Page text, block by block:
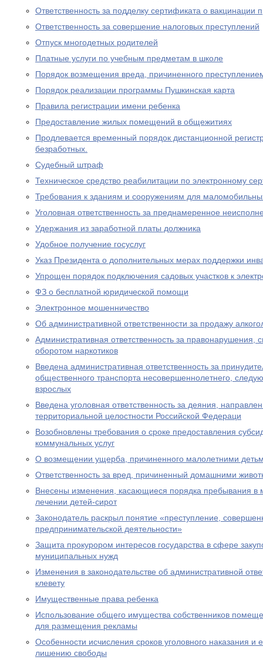
Ответственность за подделку сертификата о вакцинации
Ответственность за совершение налоговых преступлений
Отпуск многодетных родителей
Платные услуги по учебным предметам в школе
Порядок возмещения вреда, причиненного
Порядок реализации программы Пушкинская карта
Правила регистрации имени ребенка
Предоставление жилых помещений в общежитиях
Продлевается временный порядок дистанционной
безработных.
Судебный штраф
Техническое средство реабилитации по электронному
Требования к зданиям и сооружениям для
Уголовная ответственность за преднамеренное
Удержания из заработной платы должника
Удобное получение госуслуг
Указ Президента о дополнительных мерах поддержки
Упрощен порядок подключения садовых участков к
ФЗ о бесплатной юридической помощи
Электронное мошенничество
Об административной ответственности за продажу
Административная ответственность за правонарушения,
оборотом наркотиков
Введена административная ответственность за
общественного транспорта несовершеннолетнего,
взрослых
Введена уголовная ответственность за деяния,
территориальной целостности Российской Федераци
Возобновлены требования о сроке предоставления
коммунальных услуг
О возмещении ущерба, причиненного малолетними
Ответственность за вред, причиненный домашними
Внесены изменения, касающиеся порядка пребывания в
лечении детей-сирот
Законодатель раскрыл понятие «преступление,
предпринимательской деятельности»
Защита прокурором интересов государства в сфере
муниципальных нужд
Изменения в законодательстве об административной
клевету
Имущественные права ребенка
Использование общего имущества собственников
для размещения рекламы
Особенности исчисления сроков уголовного наказания и
лишению свободы